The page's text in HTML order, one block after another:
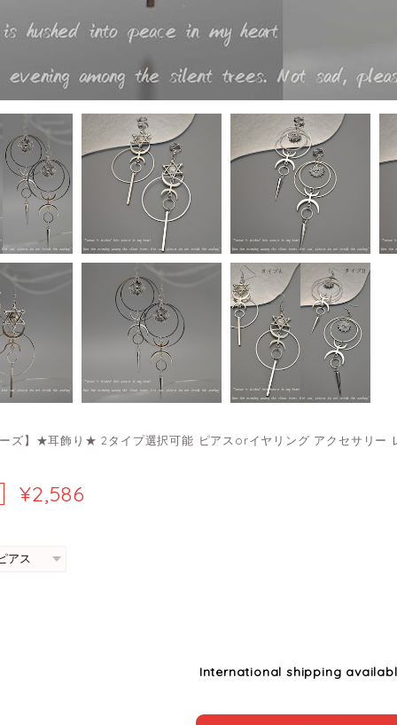
ズ】★耳飾り★ 2タイプ選択可能 ピアスorイヤリング アクセサリー
¥2,586
International shipping